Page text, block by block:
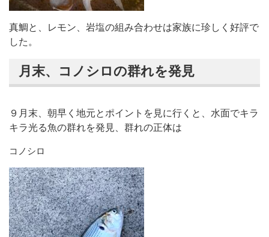
真鯛と、レモン、岩塩の組み合わせは家族に珍しく好評で
した。
月末、コノシロの群れを発見
９月末、朝早く地元とポイントを見に行くと、水面でキラ
キラ光る魚の群れを発見、群れの正体は
コノシロ